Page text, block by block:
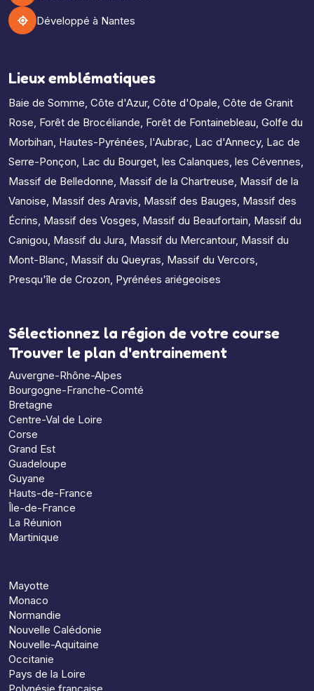
Développé à Nantes
Lieux emblématiques
Baie de Somme, Côte d'Azur, Côte d'Opale, Côte de Granit
Rose, Forêt de Brocéliande, Forêt de Fontainebleau, Golfe du
Morbihan, Hautes-Pyrénées, l'Aubrac, Lac d'Annecy, Lac de
Serre-Ponçon, Lac du Bourget, les Calanques, les Cévennes,
Massif de Belledonne, Massif de la Chartreuse, Massif de la
Vanoise, Massif des Aravis, Massif des Bauges, Massif des
Écrins, Massif des Vosges, Massif du Beaufortain, Massif du
Canigou, Massif du Jura, Massif du Mercantour, Massif du
Mont-Blanc, Massif du Queyras, Massif du Vercors,
Presqu'île de Crozon, Pyrénées ariégeoises
Sélectionnez la région de votre course
Trouver le plan d'entrainement
Auvergne-Rhône-Alpes
Bourgogne-Franche-Comté
Bretagne
Centre-Val de Loire
Corse
Grand Est
Guadeloupe
Guyane
Hauts-de-France
Île-de-France
La Réunion
Martinique
Mayotte
Monaco
Normandie
Nouvelle Calédonie
Nouvelle-Aquitaine
Occitanie
Pays de la Loire